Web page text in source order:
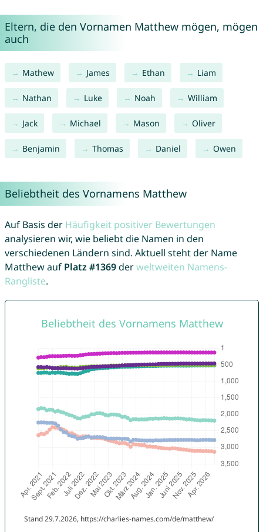
Eltern, die den Vornamen Matthew mögen, mögen
auch
Mathew James Ethan Liam
Nathan Luke Noah William
Jack Michael Mason Oliver
Benjamin Thomas Daniel Owen
Beliebtheit des Vornamens Matthew
Auf Basis der Häufigkeit positiver Bewertungen
analysieren wir, wie beliebt die Namen in den
verschiedenen Ländern sind. Aktuell steht der Name
Matthew auf Platz #1369derweltweiten Namens-
Rangliste.